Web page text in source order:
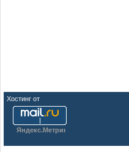
Хостинг от